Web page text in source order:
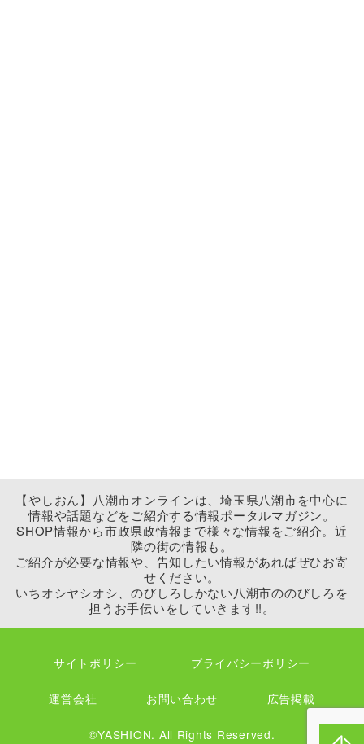
【やしおん】八潮市オンラインは、埼玉県八潮市を中心に
情報や話題などをご紹介する情報ポータルマガジン。
SHOP情報から市政県政情報まで様々な情報をご紹介。近
隣の街の情報も。
ご紹介が必要な情報や、告知したい情報があればぜひお寄
せください。
いちオシヤシオシ、のびしろしかない八潮市ののびしろを
担うお手伝いをしていきます!!。
サイトポリシー プライバシーポリシー
運営会社 お問い合わせ 広告掲載
©YASHION. All Rights Reserved.